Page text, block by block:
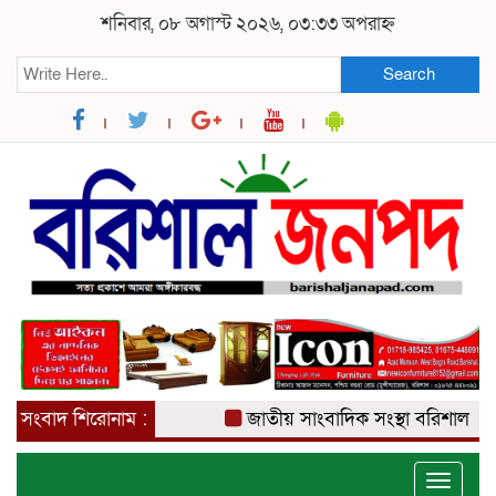
শনিবার, ০৮ অগাস্ট ২০২৬, ০৩:৩৩ অপরাহ্ন
Search
সংবাদ শিরোনাম : জাতীয় সাংবাদিক সংস্থা বরিশাল জেলা
Toggle